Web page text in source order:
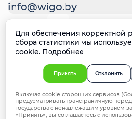
info@wigo.by
© 2025 ООО "ВИГО Финанс".
Политика
Политика файлов cookie
Настройки cookie
Ответственное раскрытие
информации о недостатках
безопасности
Для обеспечения корректной
сбора статистики мы
cookie. Подробнее
Принять Отклонить
Включая cookie сторонних сервисов
предусматривать трансграничную
государства с ненадлежащим уровнем
«Принять», вы соглашаетесь с